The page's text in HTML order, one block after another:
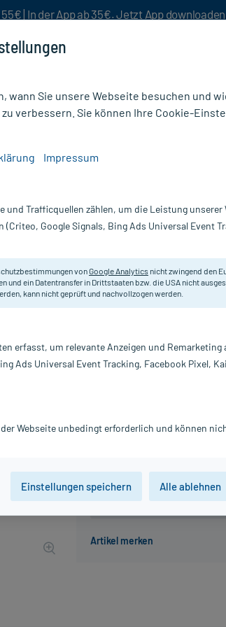
| In der App ab 35€. Jetzt App downloaden
Gratis-Versand* ab 19€ Mindestbestellwert!
Grundpreis: 741,00 € / l
Der Artikel ist momentan
Beratung für
Für die innerliche und äußerliche
Darreichung:
Öl
Hersteller:
wann Sie unsere Webseite besuchen und
verbessern. Sie können Ihre Cookie-
Impressum
und Trafficquellen zählen, um die Leistung unserer
Google Signals, Bing Ads Universal Event
vonGoogle Analytics nicht zwingend den
und ein Datentransfer in Drittstaaten bzw. die USA nicht
kann nicht geprüft und nachvollzogen werden.
erfasst, um relevante Anzeigen und Remarketing
Ads Universal Event Tracking, Facebook Pixel,
Webseite unbedingt erforderlich und können
Einstellungen speichern Alle ablehnen